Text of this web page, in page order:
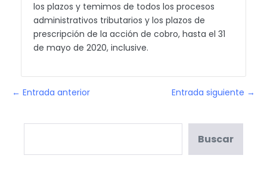
los plazos y temimos de todos los procesos
administrativos tributarios y los plazos de
prescripción de la acción de cobro, hasta el 31
de mayo de 2020, inclusive.
← Entrada anterior Entrada siguiente →
Buscar